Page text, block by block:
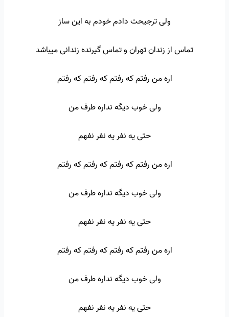
ولی ترجیحت دادم خودم به این ساز
تماس از زندان تهران و تماس گیرنده زندانی میباشد
اره من رفتم که رفتم که رفتم که رفتم
ولی خوب دیگه نداره طرف من
حتی یه نفر یه نفر نفهم
اره من رفتم که رفتم که رفتم که رفتم
ولی خوب دیگه نداره طرف من
حتی یه نفر یه نفر نفهم
اره من رفتم که رفتم که رفتم که رفتم
ولی خوب دیگه نداره طرف من
حتی یه نفر یه نفر نفهم